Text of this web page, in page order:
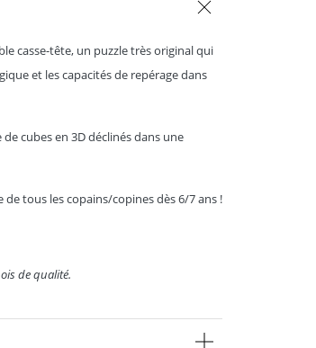
casse-tête, un puzzle très original qui
et les capacités de repérage dans
cubes en 3D déclinés dans une
tous les copains/copines dès 6/7 ans !
de qualité.